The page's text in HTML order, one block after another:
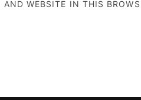
AND WEBSITE IN THIS